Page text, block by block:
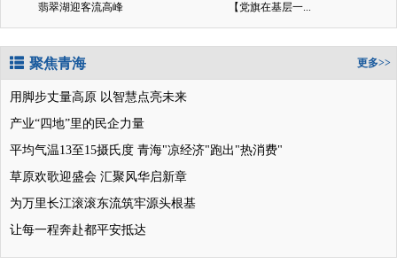
翡翠湖迎客流高峰 【党旗在基层一...
聚焦青海 更多>>
用脚步丈量高原 以智慧点亮未来
产业“四地”里的民企力量
平均气温13至15摄氏度 青海"凉经济"跑出"热消费"
草原欢歌迎盛会 汇聚风华启新章
为万里长江滚滚东流筑牢源头根基
让每一程奔赴都平安抵达